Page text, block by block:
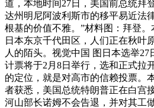
道，本地时间27日，美国前总统拜
达州明尼阿波利斯市的移平易近法
根基的价值不雅。”材料图：拜登。
日本东京千代田区，人们正在秋叶
人的陌头。视觉中国 图日本选举
计票将于2月8日举行，选和正式拉
的定位，就是对高市的信赖投票。
者获悉，美国总统特朗普正在白宫
河山部长诺姆不会告退，并对其工